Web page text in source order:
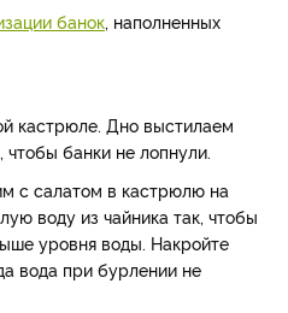
банок, наполненных
кастрюле. Дно выстилаем
банки не лопнули.
с салатом в кастрюлю на
воду из чайника так, чтобы
уровня воды. Накройте
вода при бурлении не